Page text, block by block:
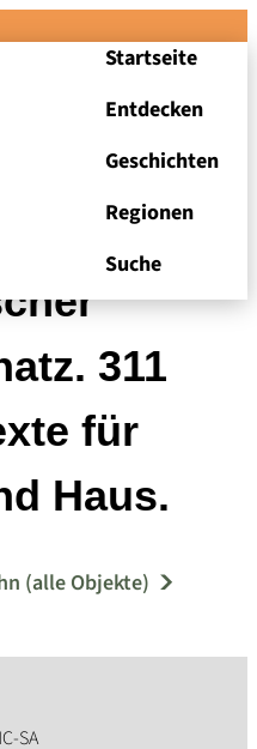
Startseite
Entdecken
Geschichten
Regionen
Suche
311
für
Haus.
(alle Objekte)